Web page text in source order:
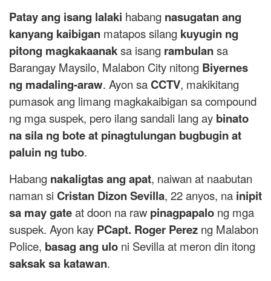
Patay ang isang lalaki habang nasugatan ang
kanyang kaibigan matapos silang kuyugin ng
pitong magkakaanaksa isang rambulansa
Barangay Maysilo, Malabon City nitong Biyernes
ng madaling-araw. Ayon saCCTV, makikitang
pumasok ang limang magkakaibigan sa compound
ng mga suspek, pero ilang sandali lang ay binato
na sila ng bote at pinagtulungan bugbugin at
paluin ng tubo.
Habang nakaligtas ang apat, naiwan at naabutan
naman si Cristan Dizon Sevilla, 22 anyos, na inipit
sa may gateat doon na raw pinagpapalo ng mga
suspek. Ayon kay PCapt. Roger Perez ng Malabon
Police, basag ang ulo ni Sevilla at meron din itong
saksak sa katawan.